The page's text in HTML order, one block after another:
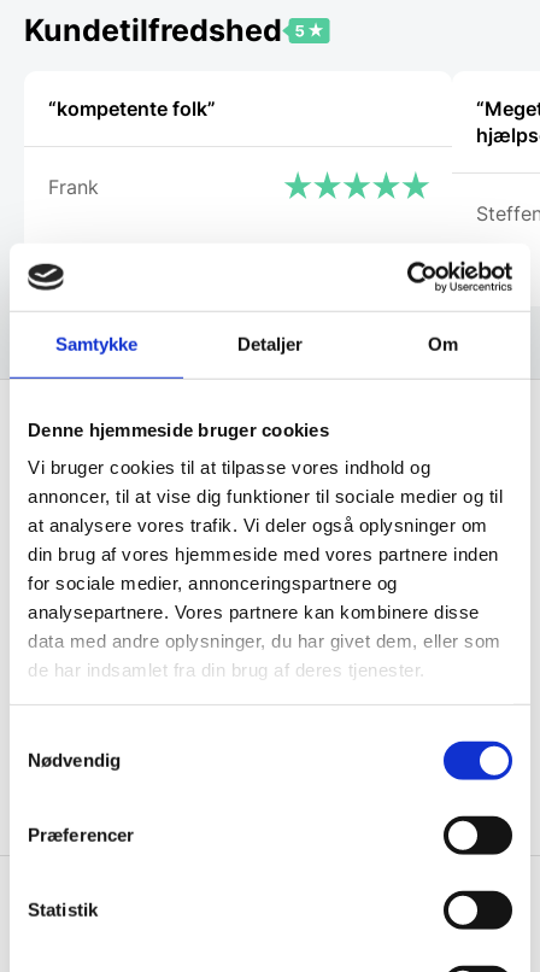
Samtykke Detaljer Om
Denne hjemmeside bruger cookies
Vi bruger cookies til at tilpasse vores indhold og
annoncer, til at vise dig funktioner til sociale medier og til
at analysere vores trafik. Vi deler også oplysninger om
din brug af vores hjemmeside med vores partnere inden
for sociale medier, annonceringspartnere og
analysepartnere. Vores partnere kan kombinere disse
data med andre oplysninger, du har givet dem, eller som
de har indsamlet fra din brug af deres tjenester.
Nødvendig
Præferencer
Statistik
vælges
på
Kundetilfredshed
“kompetente folk”
Frank
Få de bedste tilbud først!
Husk at tilmelde dig vores nyhedsbrev og vær først
til de bedste tilbud. Og bare rolig, vi spammer dig
ikke, men sender kun relevante tilbud og
informationer til dig.
Knivblokken.dk